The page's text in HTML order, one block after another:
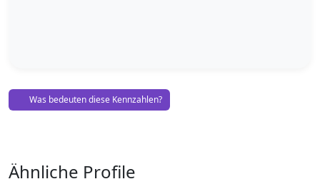
Was bedeuten diese Kennzahlen?
Ähnliche Profile